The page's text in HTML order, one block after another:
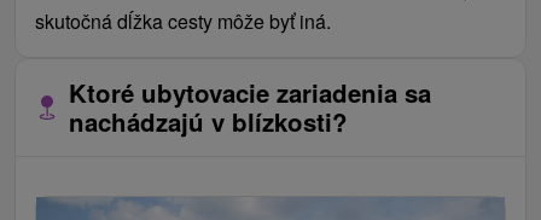
skutočná dĺžka cesty môže byť iná.
Ktoré ubytovacie zariadenia sa
nachádzajú v blízkosti?